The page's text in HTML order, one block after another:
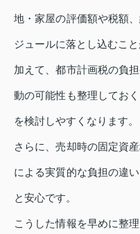
地・家屋の評価額や税額
ジュールに落とし込むこと
加えて、都市計画税の負
動の可能性も整理してお
を検討しやすくなります。
さらに、売却時の固定資
による実質的な負担の違
と安心です。
こうした情報を早めに整